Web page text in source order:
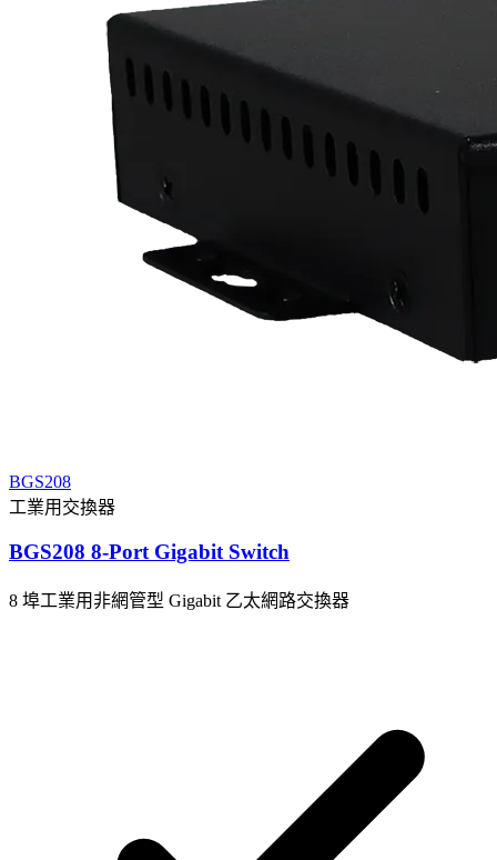
BGS208
工業用交換器
BGS208 8-Port Gigabit Switch
8 埠工業用非網管型 Gigabit 乙太網路交換器